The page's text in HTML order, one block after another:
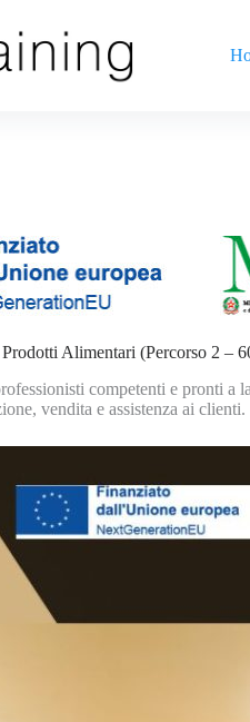
Alimentari (Percorso 2 –
competenti e pronti a
vendita e assistenza ai clienti.